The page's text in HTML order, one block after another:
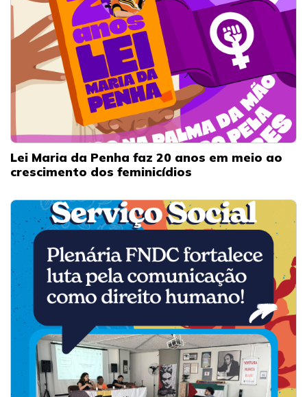
Lei Maria da Penha faz 20 anos em meio ao
crescimento dos feminicídios